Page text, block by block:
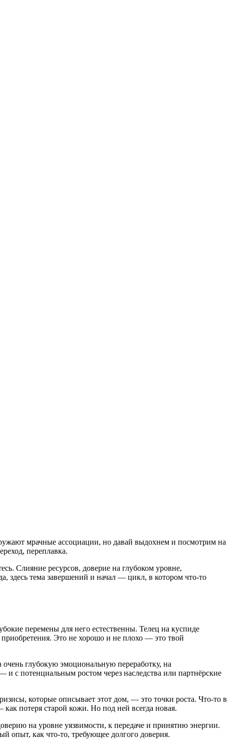
мрачные ассоциации, но давай выдохнем и посмотрим на
переплавка.
Слияние ресурсов, доверие на глубоком уровне,
здесь тема завершений и начал — цикл, в котором что-то
перемены для него естественны. Телец на куспиде
Это не хорошо и не плохо — это твой
глубокую эмоциональную переработку, на
с потенциальным ростом через наследства или партнёрские
которые описывает этот дом, — это точки роста. Что-то в
потеря старой кожи. Но под ней всегда новая.
на уровне уязвимости, к передаче и принятию энергии.
опыт, как что-то, требующее долгого доверия.